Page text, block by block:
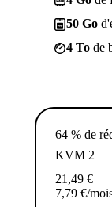
50 Go
4 To de
64 % de
KVM 2
21,49 €
7,79 €/